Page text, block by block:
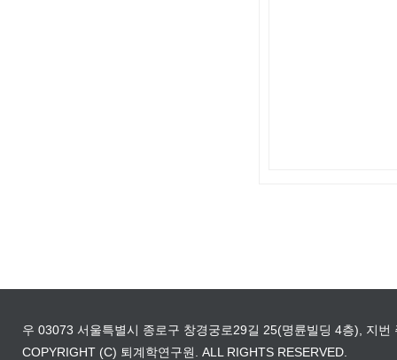
우 03073 서울특별시 종로구 창경궁로29길 25(명륜빌딩 4층), 지
COPYRIGHT (C) 퇴계학연구원. ALL RIGHTS RESERVED.